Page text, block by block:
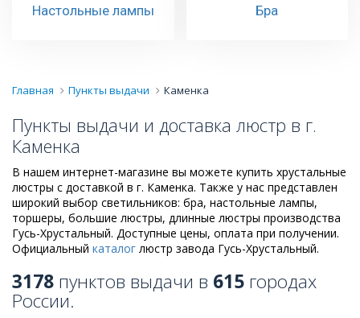
Настольные лампы Бра
Главная Пункты выдачи Каменка
Пункты выдачи и доставка люстр в г.
Каменка
В нашем интернет-магазине вы можете купить хрустальные
люстры с доставкой в г. Каменка. Также у нас представлен
широкий выбор светильников: бра, настольные лампы,
торшеры, большие люстры, длинные люстры производства
Гусь-Хрустальный. Доступные цены, оплата при получении.
Официальный каталог люстр завода Гусь-Хрустальный.
3178 пунктов выдачи в 615 городах
России.